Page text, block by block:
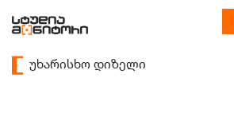
უხარისხო დიზელი